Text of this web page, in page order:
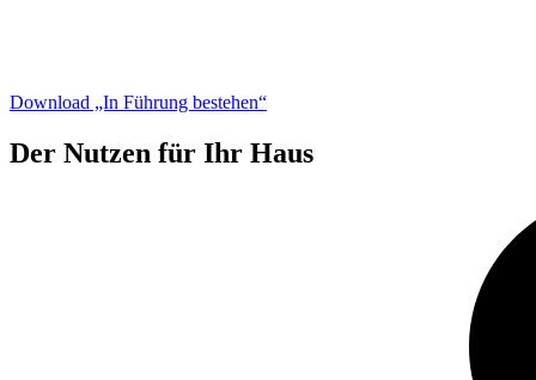
Download „In Führung bestehen“
Der Nutzen für Ihr Haus